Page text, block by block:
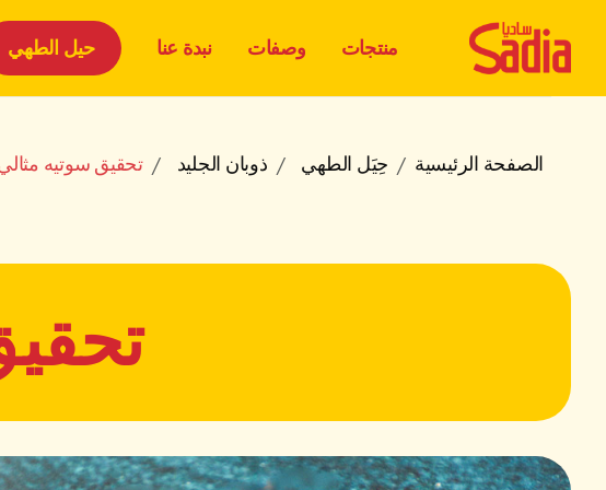
منتجات وصفات نبدة عنا حيل الطهي
الصفحة الرئيسية حِيَل الطهي ذوبان الجليد تحقيق سوتيه